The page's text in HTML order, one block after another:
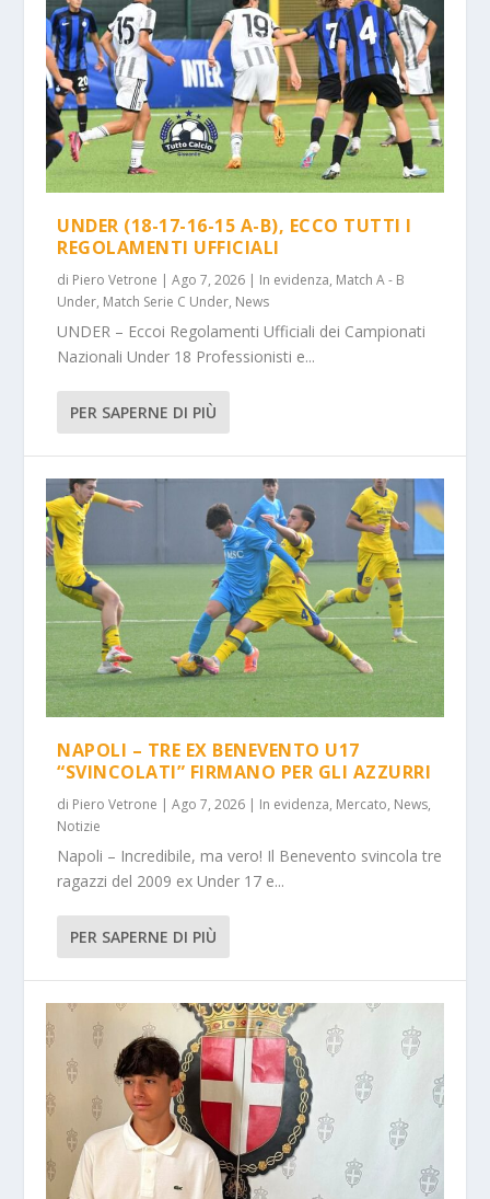
NAPOLI – TRE EX BENEVENTO U17
“SVINCOL...
SAVOIA – COLPO CAPASSO PER L’UNDER 15
UNDER (18-17-16-15 A-B), ECCO TUTTI I
REGOLAMENTI UFFICIALI
di Piero Vetrone |Ago 7, 2026 | In evidenza, Match A - B
Under, Match Serie C Under, News
UNDER – Eccoi Regolamenti Ufficiali dei Campionati
Nazionali Under 18 Professionisti e...
PER SAPERNE DI PIÙ
NAPOLI – TRE EX BENEVENTO U17
“SVINCOLATI” FIRMANO PER GLI AZZURRI
di Piero Vetrone |Ago 7, 2026 | In evidenza, Mercato, News,
Notizie
Napoli – Incredibile, ma vero! Il Benevento svincola tre
ragazzi del 2009 ex Under 17 e...
PER SAPERNE DI PIÙ